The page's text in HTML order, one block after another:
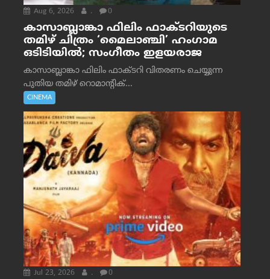
Aug 6, 2026 . 0
കാസാബ്ലാങ്കാ ഫിലിം ഫാക്ടറിയുടെ
തമിഴ് ചിത്രം ‘മൈലാഞ്ചി’ ഹംഗാമ
ഒടിടിയിൽ; സംഗീതം ഇളയരാജ
കാസാബ്ലാങ്കാ ഫിലിം ഫാക്ടറി വിതരണം ചെയ്യുന്ന
പുതിയ തമിഴ് റൊമാന്റിക്...
CINEMA
Jul 23, 2026 . 0